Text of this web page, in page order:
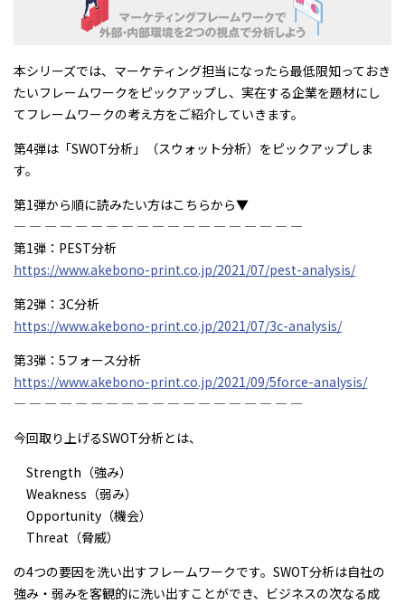
本シリーズでは、マーケティング担当になったら最低限知っておき
たいフレームワークをピックアップし、実在する企業を題材にし
てフレームワークの考え方をご紹介していきます。
第4弾は「SWOT分析」（スウォット分析）をピックアップしま
す。
第1弾から順に読みたい方はこちらから▼
― ― ― ― ― ― ― ― ― ― ― ― ― ― ― ― ― ― ―
第1弾：PEST分析
https://www.akebono-print.co.jp/2021/07/pest-analysis/
第2弾：3C分析
https://www.akebono-print.co.jp/2021/07/3c-analysis/
第3弾：5フォース分析
https://www.akebono-print.co.jp/2021/09/5force-analysis/
― ― ― ― ― ― ― ― ― ― ― ― ― ― ― ― ― ― ―
今回取り上げるSWOT分析とは、
Strength（強み）
Weakness（弱み）
Opportunity（機会）
Threat（脅威）
の4つの要因を洗い出すフレームワークです。SWOT分析は自社の
強み・弱みを客観的に洗い出すことができ、ビジネスの次なる成